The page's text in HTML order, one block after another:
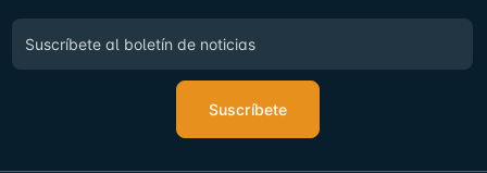
Suscríbete